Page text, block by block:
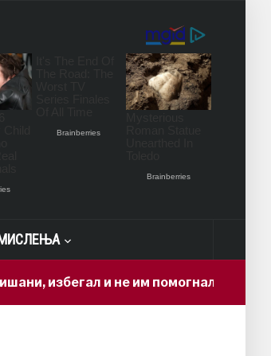
МИСЛЕЊА
и не им помогнал на повредените